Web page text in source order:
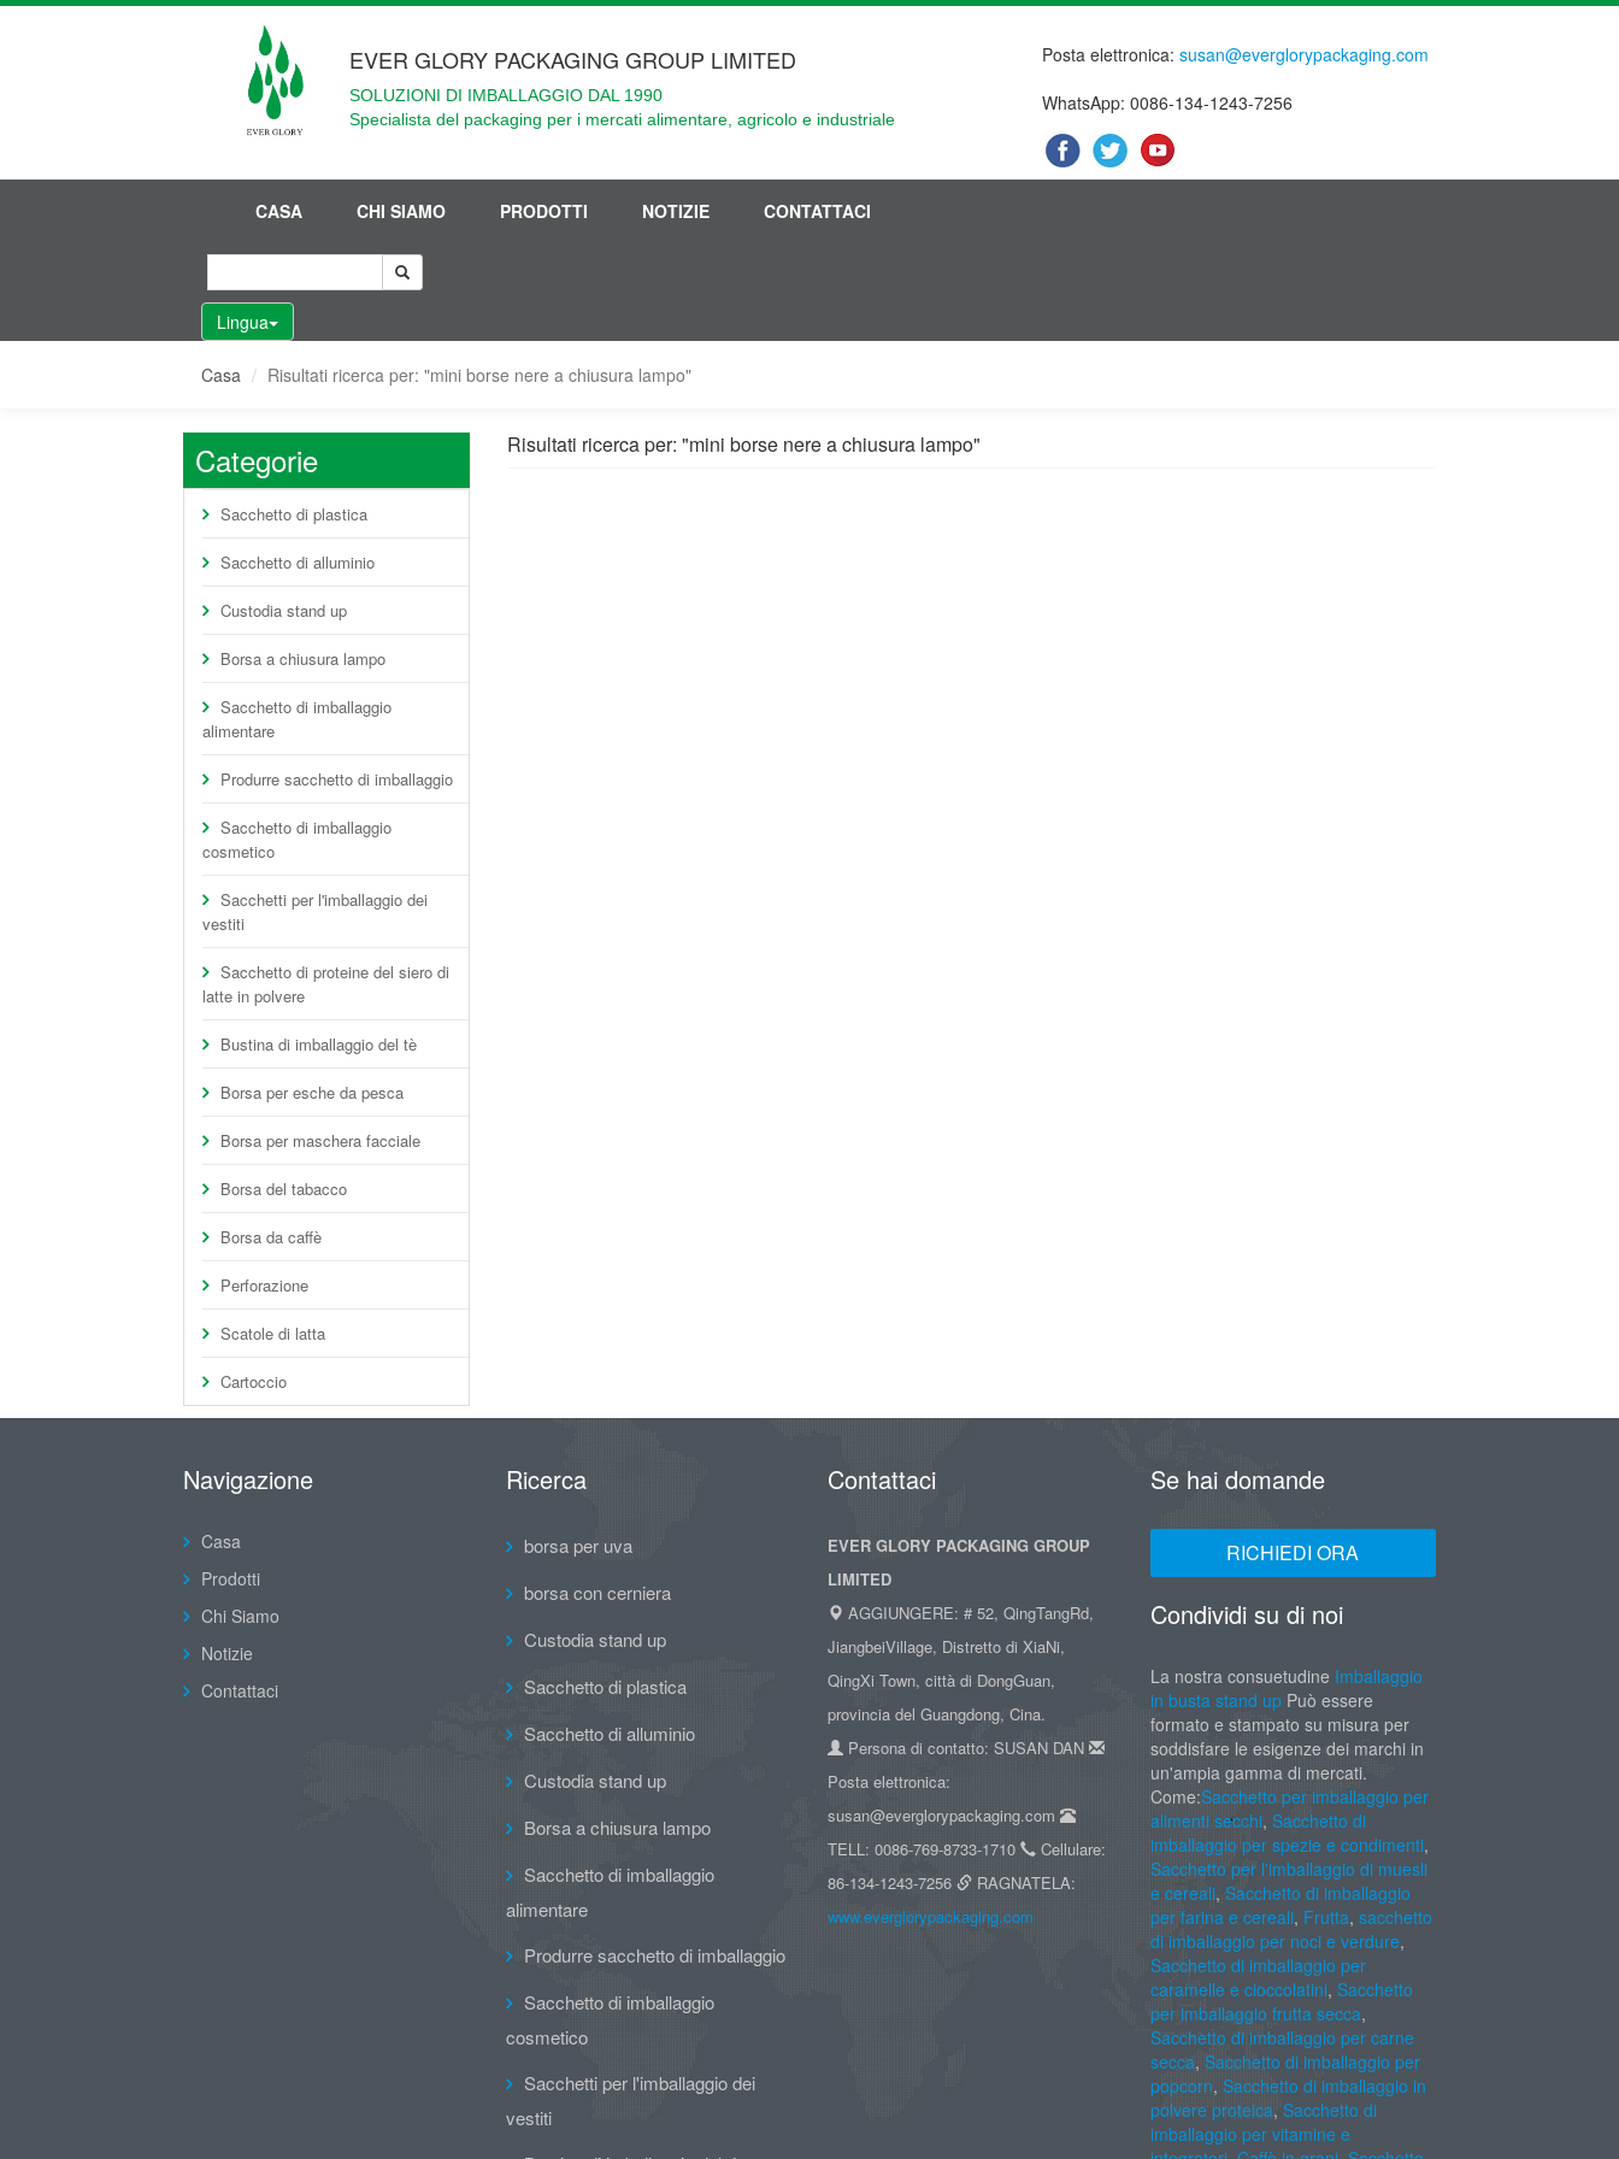
EVER GLORY PACKAGING GROUP LIMITED
SOLUZIONI DI IMBALLAGGIO DAL 1990
Specialista del packaging per i mercati alimentare, agricolo e industriale
Posta elettronica:susan@everglorypackaging.com
WhatsApp: 0086-134-1243-7256
CASA CHI SIAMO PRODOTTI NOTIZIE CONTATTACI
Lingua
Casa Risultati ricerca per: "mini borse nere a chiusura lampo"
Categorie
Sacchetto di plastica
Sacchetto di alluminio
Custodia stand up
Borsa a chiusura lampo
Sacchetto di imballaggio
alimentare
Produrre sacchetto di imballaggio
Sacchetto di imballaggio
cosmetico
Sacchetti per l'imballaggio dei
vestiti
Sacchetto di proteine del siero di
latte in polvere
Bustina di imballaggio del tè
Borsa per esche da pesca
Borsa per maschera facciale
Borsa del tabacco
Borsa da caffè
Perforazione
Scatole di latta
Cartoccio
Risultati ricerca per: "mini borse nere a chiusura lampo"
Navigazione
Casa
Prodotti
Chi Siamo
Notizie
Contattaci
Ricerca
borsa per uva
borsa con cerniera
Custodia stand up
Sacchetto di plastica
Sacchetto di alluminio
Custodia stand up
Borsa a chiusura lampo
Sacchetto di imballaggio
alimentare
Produrre sacchetto di imballaggio
Sacchetto di imballaggio
cosmetico
Sacchetti per l'imballaggio dei
vestiti
Contattaci
EVER GLORY PACKAGING GROUP
LIMITED
AGGIUNGERE: # 52, QingTangRd,
JiangbeiVillage, Distretto di XiaNi,
QingXi Town, città di DongGuan,
provincia del Guangdong, Cina.
Persona di contatto: SUSAN DAN
Posta elettronica:
susan@everglorypackaging.com
TELL: 0086-769-8733-1710
Cellulare:
86-134-1243-7256
RAGNATELA:
www.everglorypackaging.com
Se hai domande
RICHIEDI ORA
Condividi su di noi
La nostra consuetudine Imballaggio
in busta stand upPuò essere
formato e stampato su misura per
soddisfare le esigenze dei marchi in
un'ampia gamma di mercati.
Come:Sacchetto per imballaggio per
alimenti secchi, Sacchetto di
imballaggio per spezie e condimenti,
Sacchetto per l'imballaggio di muesli
e cereali, Sacchetto di imballaggio
per farina e cereali, Frutta, sacchetto
di imballaggio per noci e verdure,
Sacchetto di imballaggio per
caramelle e cioccolatini, Sacchetto
per imballaggio frutta secca,
Sacchetto di imballaggio per carne
secca, Sacchetto di imballaggio per
popcorn, Sacchetto di imballaggio in
polvere proteica, Sacchetto di
imballaggio per vitamine e